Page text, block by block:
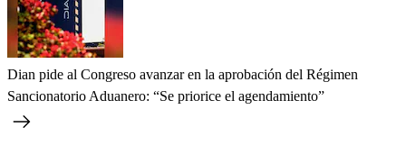
Dian pide al Congreso avanzar en la aprobación del Régimen
Sancionatorio Aduanero: “Se priorice el agendamiento”